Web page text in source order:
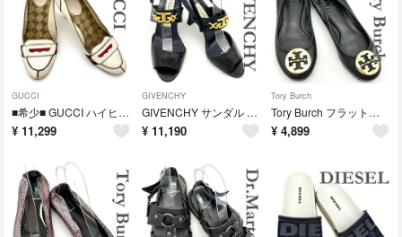
GUCCI
■希少■ GUCCI ハイヒール 本革 GG柄 シェリーライン ホワイト 2374T
¥ 11,299
GIVENCHY
GIVENCHY サンダル 本革 ゴールド金具 バックストラップ ブラック 2373T
¥ 11,190
Tory Burch
Tory Burch フラットシューズ 本革 ラウンドトゥ ゴールドロゴ ブラック 2365T
¥ 4,899